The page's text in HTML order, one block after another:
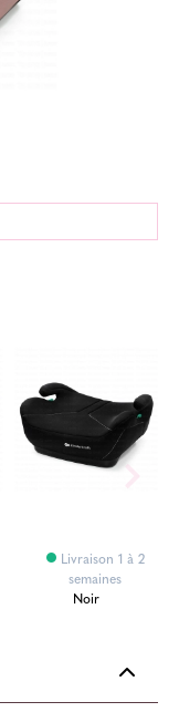
Livraison 1 à 2
semaines
Noir